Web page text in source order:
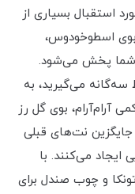
استقبال بسیاری از
بوی اسطوخودوس،
شما پخش می‌شود.
می‌گیرید، به
آرام‌آرام، بوی گل رز
نت‌های قبلی
ایجاد می‌کنند. با
و چوب صندل برای